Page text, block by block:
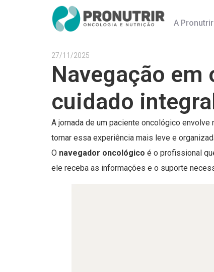
A Pronutrir
27/11/2025
Navegação
cuidado
A jornada de um paciente oncológico
tornar essa experiência mais leve e
O navegador oncológico é o profissional
ele receba as informações e o suporte